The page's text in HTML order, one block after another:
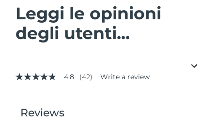
Leggi le opinioni
degli utenti...
4.8
stars,
average
4.8 (42) Write a review